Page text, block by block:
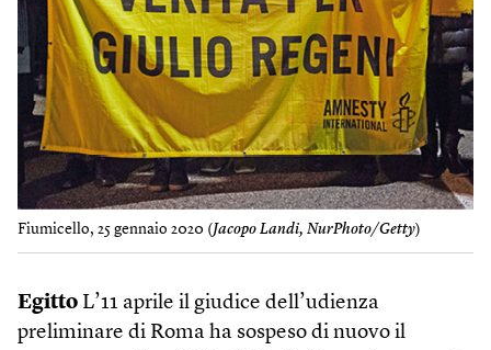
Fiumicello, 25 gennaio 2020 (Jacopo Landi, NurPhoto/Getty)
Egitto L’11 aprile il giudice dell’udienza
preliminare di Roma ha sospeso di nuovo il